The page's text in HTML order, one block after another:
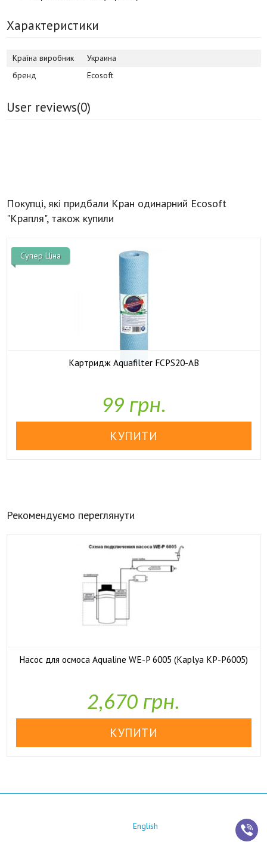
Характеристики
Країна виробник
Украина
бренд
Ecosoft
User reviews(0)
Покупці, які придбали Кран одинарний Ecosoft
"Крапля", також купили
Супер Ціна
Картридж Aquafilter FCPS20-AB
99 грн.
Рекомендуємо переглянути
Насос для осмоса Aqualine WE-P 6005 (Kaplya KP-P6005)
2,670 грн.
English